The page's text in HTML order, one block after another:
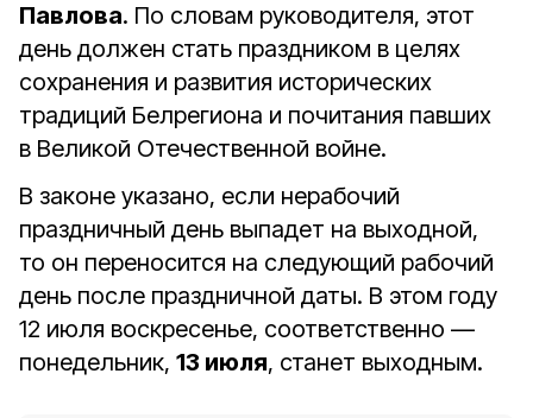
Павлова. По словам руководителя, этот
день должен стать праздником в целях
сохранения и развития исторических
традиций Белрегиона и почитания павших
в Великой Отечественной войне.
В законе указано, если нерабочий
праздничный день выпадет на выходной,
то он переносится на следующий рабочий
день после праздничной даты. В этом году
12 июля воскресенье, соответственно —
понедельник, 13 июля, станет выходным.